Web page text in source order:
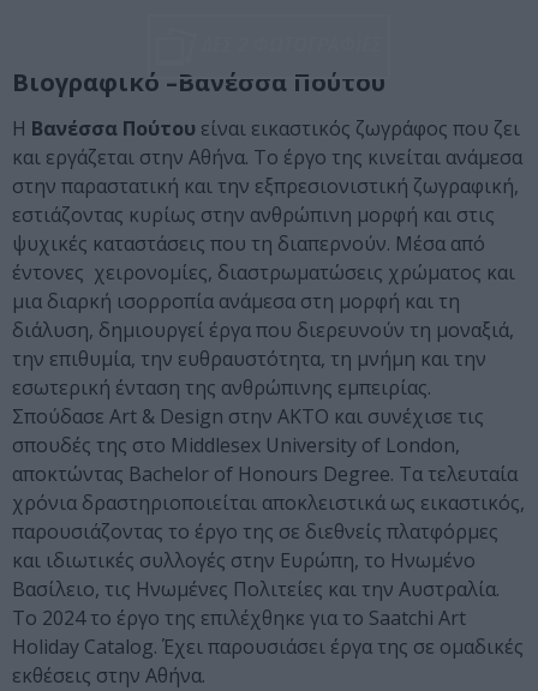
Βιογραφικό –Βανέσσα Πούτου
Η Βανέσσα Πούτου είναι εικαστικός ζωγράφος που ζει
και εργάζεται στην Αθήνα. Το έργο της κινείται ανάμεσα
στην παραστατική και την εξπρεσιονιστική ζωγραφική,
εστιάζοντας κυρίως στην ανθρώπινη μορφή και στις
ψυχικές καταστάσεις που τη διαπερνούν. Μέσα από
έντονες χειρονομίες, διαστρωματώσεις χρώματος και
μια διαρκή ισορροπία ανάμεσα στη μορφή και τη
διάλυση, δημιουργεί έργα που διερευνούν τη μοναξιά,
την επιθυμία, την ευθραυστότητα, τη μνήμη και την
εσωτερική ένταση της ανθρώπινης εμπειρίας.
Σπούδασε Art & Design στην ΑΚΤΟ και συνέχισε τις
σπουδές της στο Middlesex University of London,
αποκτώντας Bachelor of Honours Degree. Τα τελευταία
χρόνια δραστηριοποιείται αποκλειστικά ως εικαστικός,
παρουσιάζοντας το έργο της σε διεθνείς πλατφόρμες
και ιδιωτικές συλλογές στην Ευρώπη, το Ηνωμένο
Βασίλειο, τις Ηνωμένες Πολιτείες και την Αυστραλία.
Το 2024 το έργο της επιλέχθηκε για το Saatchi Art
Holiday Catalog. Έχει παρουσιάσει έργα της σε ομαδικές
εκθέσεις στην Αθήνα.